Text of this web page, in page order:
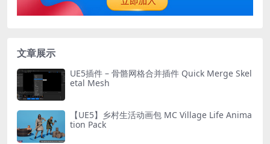
文章展示
UE5插件 – 骨骼网格合并插件 Quick Merge Skel
etal Mesh
【UE5】乡村生活动画包 MC Village Life Anima
tion Pack